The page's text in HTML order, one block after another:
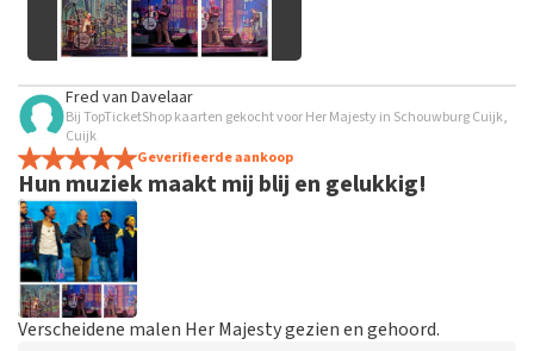
bekijken
Fred van Davelaar
Bij TopTicketShop kaarten gekocht voor Her Majesty in Schouwburg Cuijk,
Cuijk
Geverifieerde aankoop
Hun muziek maakt mij blij en gelukkig!
Verscheidene malen Her Majesty gezien en gehoord.